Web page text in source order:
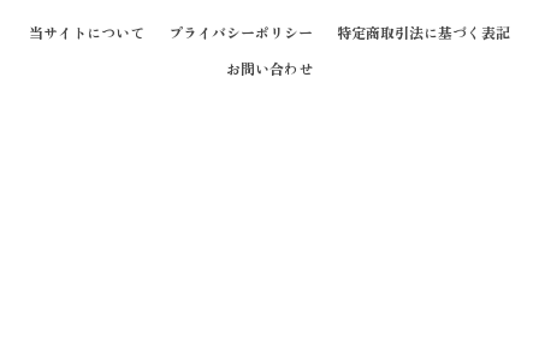
当サイトについて プライバシーポリシー 特定商取引法に基づく表記
お問い合わせ